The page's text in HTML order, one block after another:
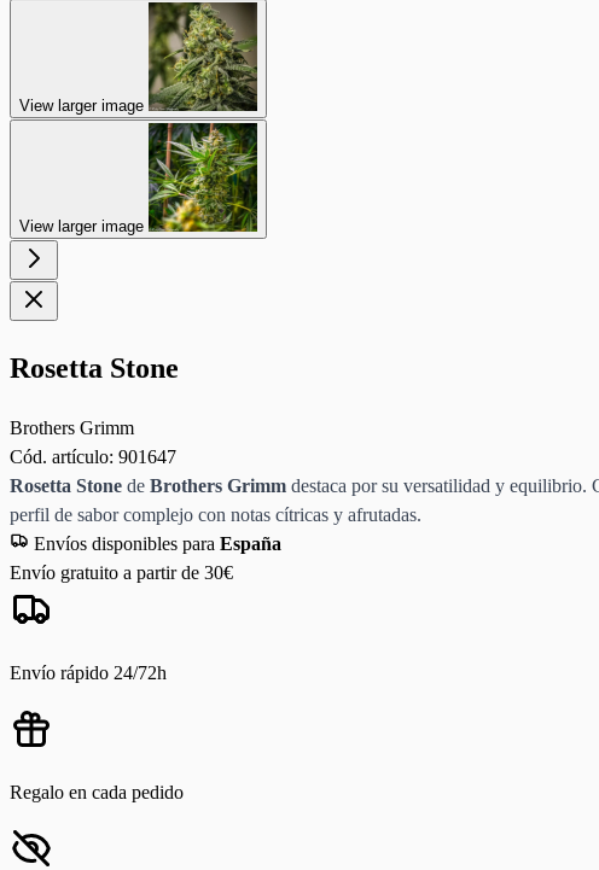
View larger image
View larger image
Rosetta Stone
Brothers Grimm
Cód. artículo: 901647
Rosetta Stone de Brothers Grimm destaca por su versatilidad y equilibrio.
perfil de sabor complejo con notas cítricas y afrutadas.
Envíos disponibles para España
Envío gratuito a partir de 30€
Envío rápido 24/72h
Regalo en cada pedido